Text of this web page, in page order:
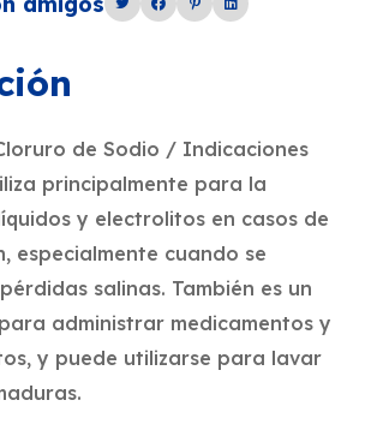
de Sodio / Indicaciones
principalmente para la
y electrolitos en casos de
especialmente cuando se
salinas. También es un
administrar medicamentos y
y puede utilizarse para lavar